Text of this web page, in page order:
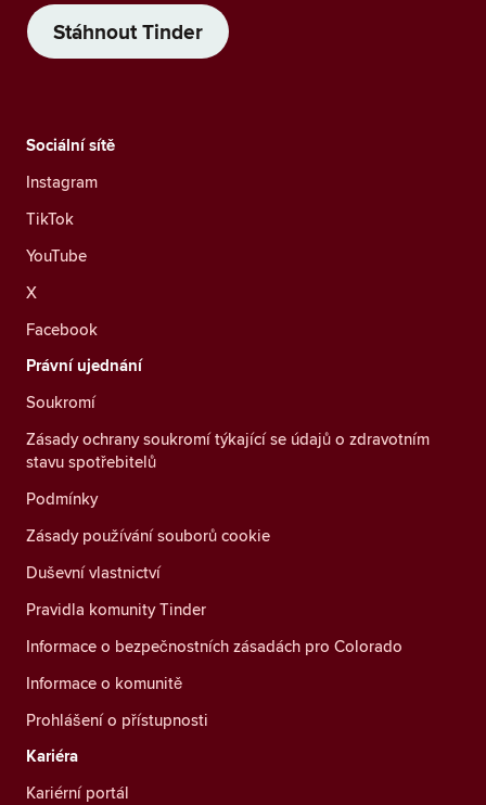
Stáhnout Tinder
Sociální sítě
Instagram
TikTok
YouTube
X
Facebook
Právní ujednání
Soukromí
Zásady ochrany soukromí týkající se údajů o zdravotním
stavu spotřebitelů
Podmínky
Zásady používání souborů cookie
Duševní vlastnictví
Pravidla komunity Tinder
Informace o bezpečnostních zásadách pro Colorado
Informace o komunitě
Prohlášení o přístupnosti
Kariéra
Kariérní portál